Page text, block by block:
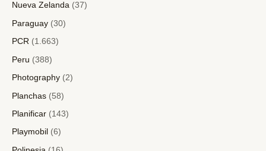
Nueva Zelanda (37)
Paraguay (30)
PCR (1.663)
Peru (388)
Photography (2)
Planchas (58)
Planificar (143)
Playmobil (6)